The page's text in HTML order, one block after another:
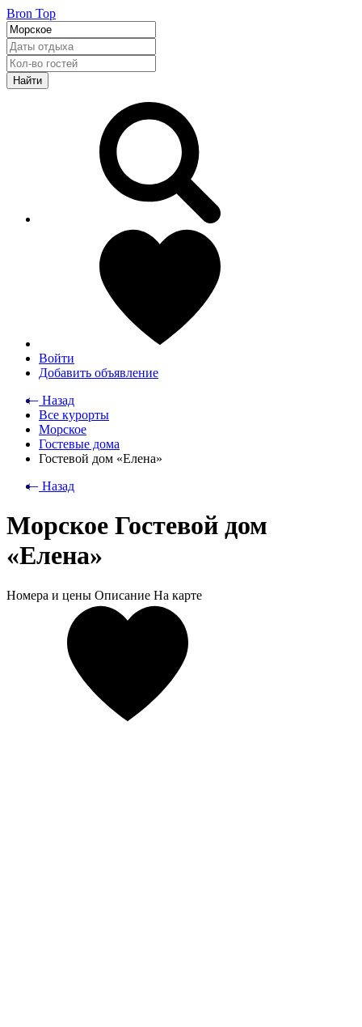
Bron Top
Найти
Войти
Добавить объявление
⃪ Назад
Все курорты
Морское
Гостевые дома
Гостевой дом «Елена»
⃪ Назад
Морское Гостевой дом
«Елена»
Номера и цены Описание На карте